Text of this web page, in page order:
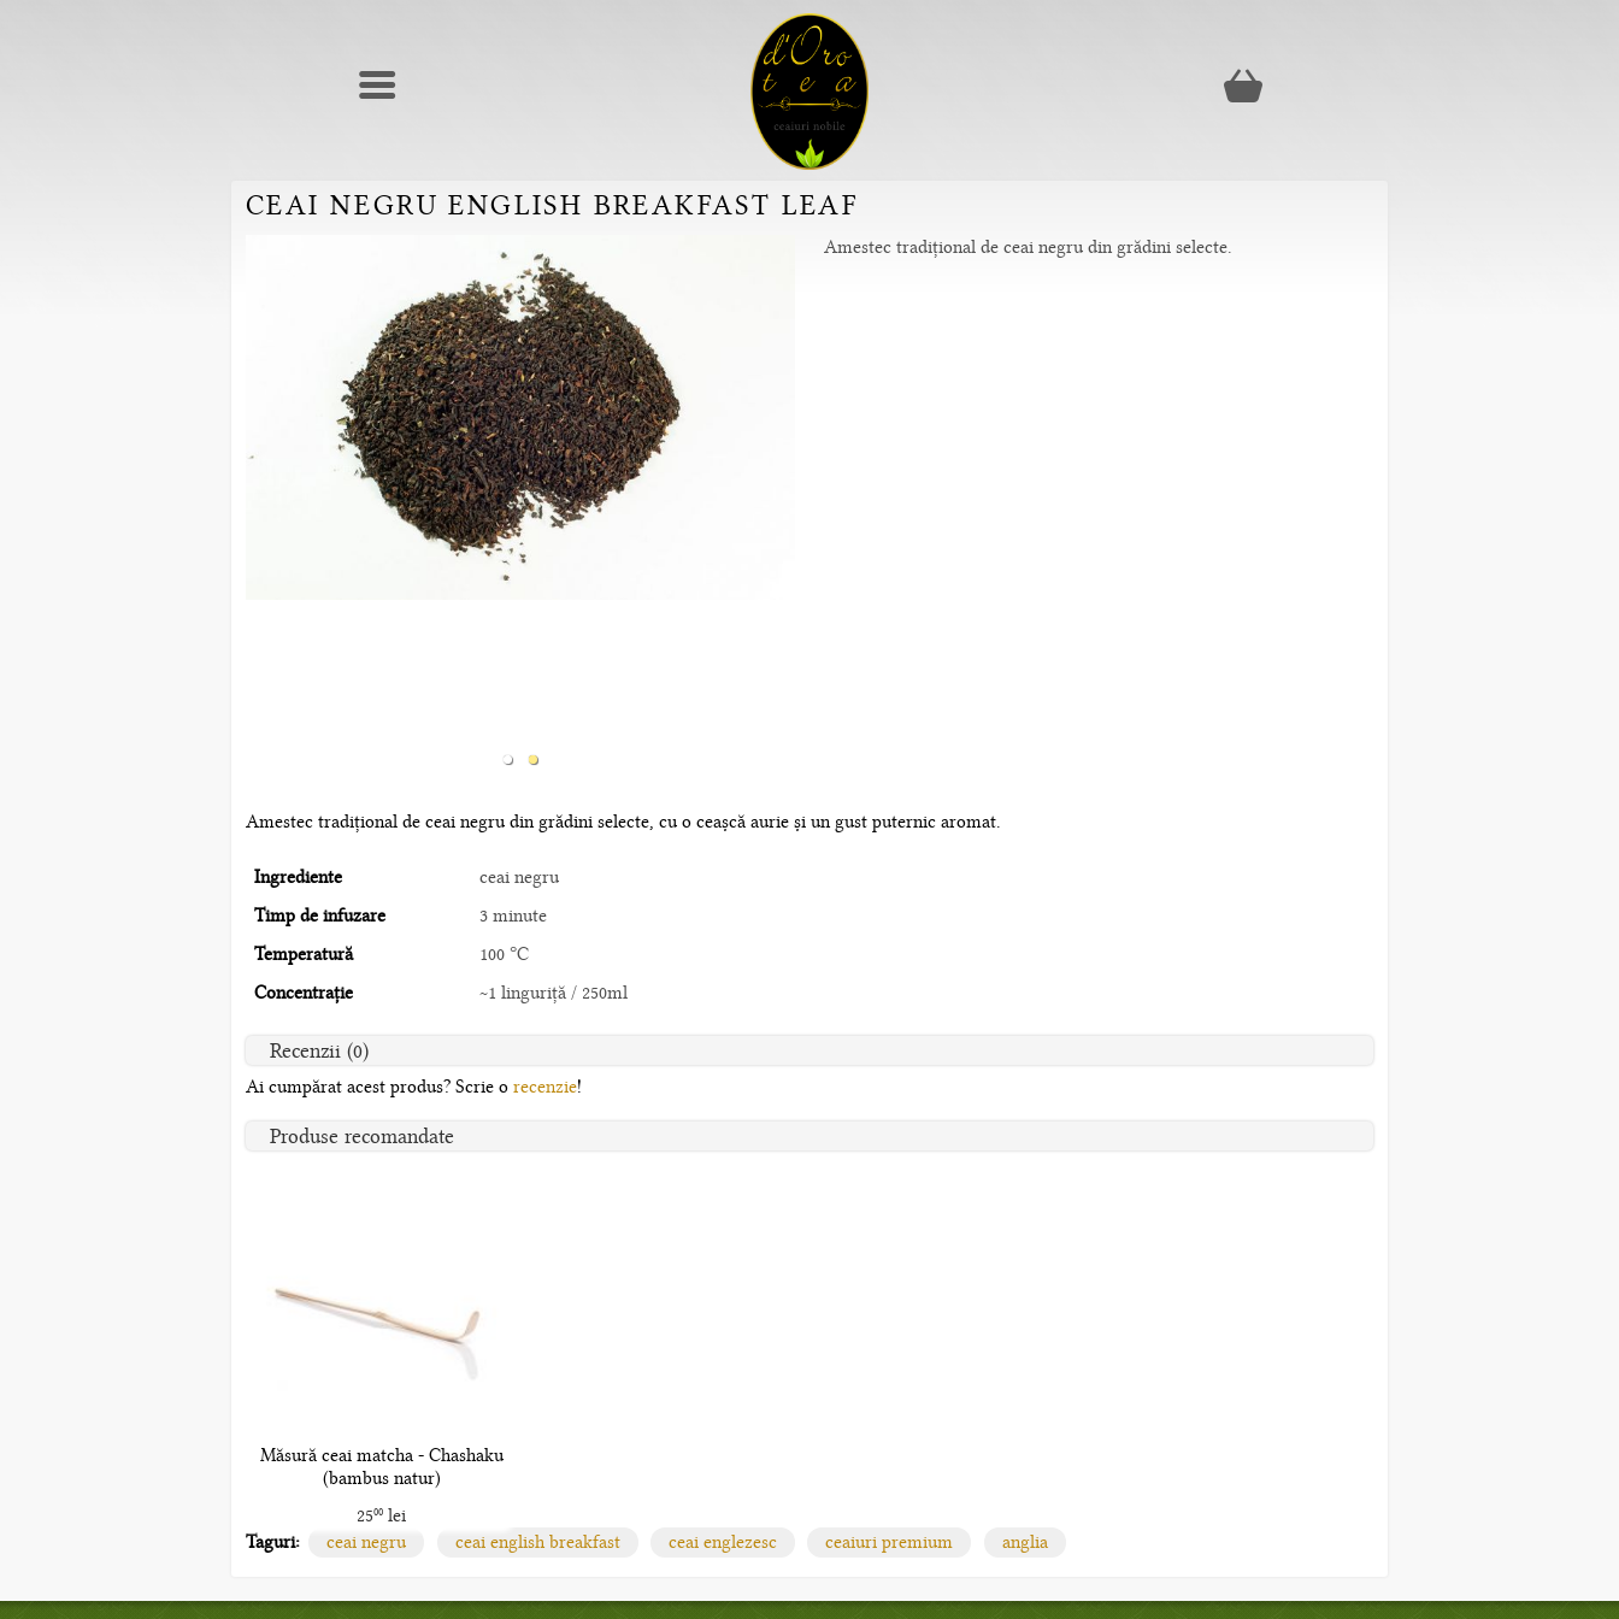
CEAI NEGRU ENGLISH BREAKFAST LEAF
Amestec tradițional de ceai negru din grădini selecte.
Amestec tradițional de ceai negru din grădini selecte, cu o ceașcă aurie și un gust puternic aromat.
Ingrediente
ceai negru
Timp de infuzare
3 minute
Temperatură
100 °C
Concentrație
~1 linguriţă / 250ml
Recenzii (0)
Ai cumpărat acest produs? Scrie o recenzie!
Produse recomandate
Măsură ceai matcha - Chashaku
(bambus natur)
2500lei
Taguri:
ceai negru ceai english breakfast ceai englezesc ceaiuri premium anglia